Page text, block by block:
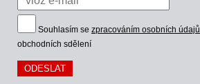
Souhlasím se zpracováním osobních údajů
obchodních sdělení